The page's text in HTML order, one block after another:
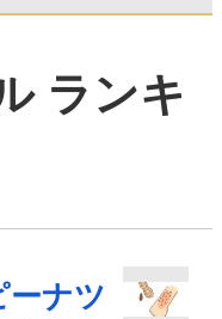
ランキ
ーナツ